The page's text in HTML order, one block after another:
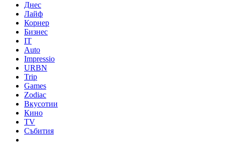
Днес
Лайф
Корнер
Бизнес
IT
Auto
Impressio
URBN
Trip
Games
Zodiac
Вкусотии
Кино
TV
Събития